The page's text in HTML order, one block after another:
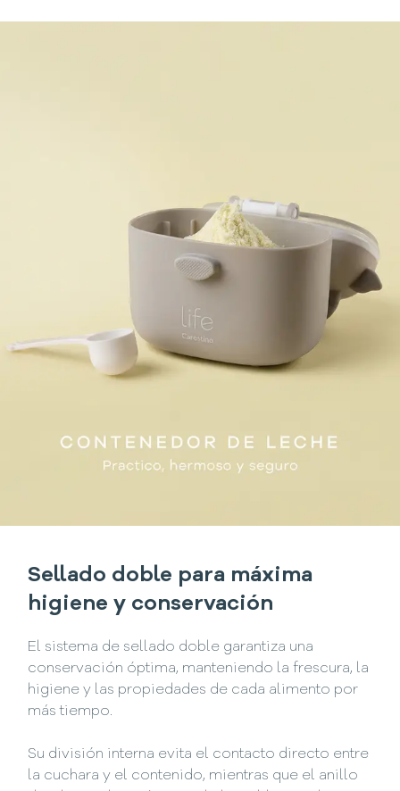
Sellado doble para máxima
higiene y conservación
El sistema de sellado doble garantiza una
conservación óptima, manteniendo la frescura, la
higiene y las propiedades de cada alimento por
más tiempo.
Su división interna evita el contacto directo entre
la cuchara y el contenido, mientras que el anillo